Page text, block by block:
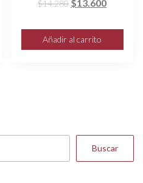
$14.280 El
original
era:
$13.600El
actual
es:
Añadir al carrito
Buscar